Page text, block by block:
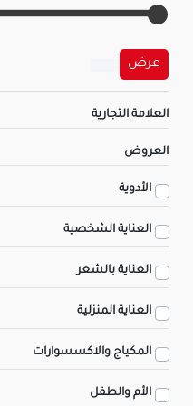
عرض
العلامة التجارية
العروض
الأدوية
العناية الشخصية
العناية بالشعر
العناية المنزلية
المكياج والاكسسوارات
الأم والطفل